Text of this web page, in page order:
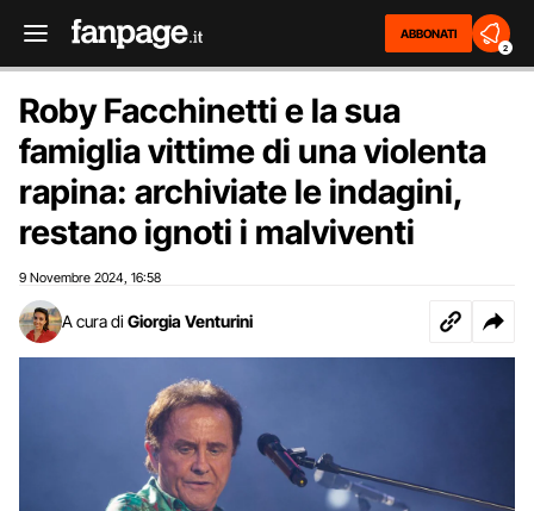
ABBONATI
2
Roby Facchinetti e la sua
famiglia vittime di una violenta
rapina: archiviate le indagini,
restano ignoti i malviventi
9 Novembre 2024 16:58
A cura di Giorgia Venturini